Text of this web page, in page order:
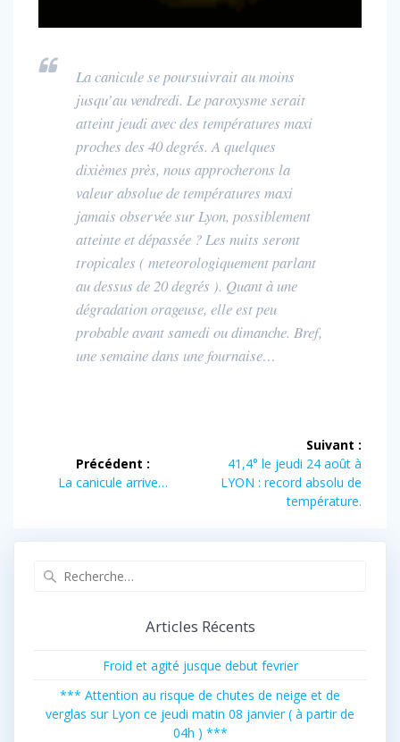
La canicule se poursuivrait au moins
jusqu’au vendredi. Le paroxysme serait
atteint jeudi avec des températures maxi
proches des 40 degrés. A quelques
dixièmes près, nous approcherons la
valeur absolue de températures maxi
jamais observée sur Lyon, possiblement
atteinte et dépassée ? Les nuits seront
tropicales ( meteorologiquement parlant
au dessus de 20 degrés ). Quant à une
dégradation orageuse, elle est peu
probable avant samedi ou dimanche. Bref,
une semaine dans une fournaise…
Précédent :
Article
La canicule arrive…
Suivant :
Article
suivant :
41,4° le jeudi 24 août à
LYON : record absolu de
température.
Articles Récents
Froid et agité jusque debut fevrier
*** Attention au risque de chutes de neige et de
verglas sur Lyon ce jeudi matin 08 janvier ( à partir de
04h ) ***